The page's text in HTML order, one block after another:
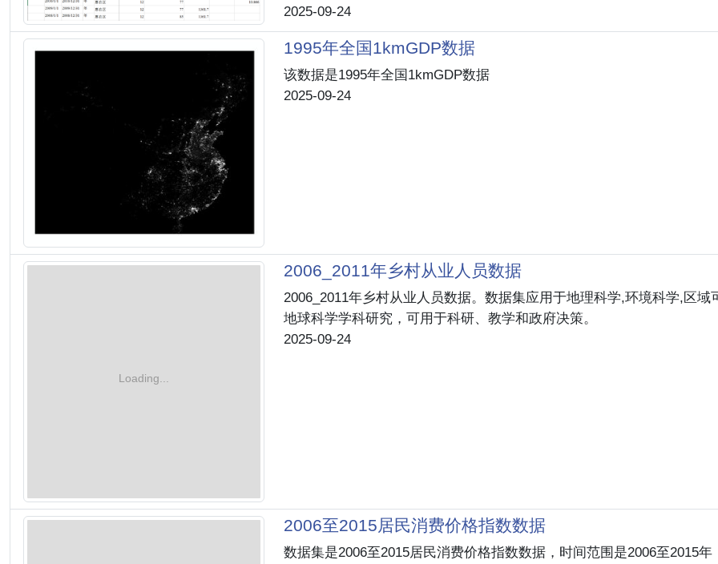
2025-09-24
1995年全国1kmGDP数据
该数据是1995年全国1kmGDP数据
2025-09-24
2006_2011年乡村从业人员数据
2006_2011年乡村从业人员数据。数据集应用于地理科学,环境科学,区域
地球科学学科研究，可用于科研、教学和政府决策。
2025-09-24
2006至2015居民消费价格指数数据
数据集是2006至2015居民消费价格指数数据，时间范围是2006至2015年